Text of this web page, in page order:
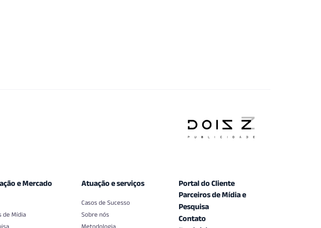
e Mercado
de Mídia
Atuação e serviços
Casos de Sucesso
Sobre nós
Metodologia
Portal do Cliente
Parceiros de Mídia e
Pesquisa
Contato